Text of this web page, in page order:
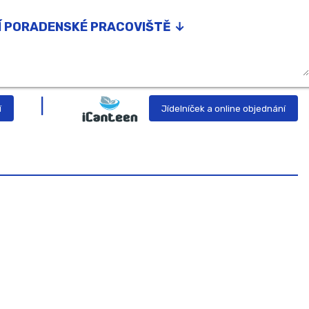
PORADENSKÉ PRACOVIŠTĚ ↓
pedagog
prevence
Jídelníček a online objednání